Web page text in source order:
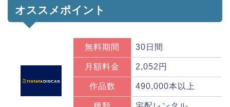
オススメポイント
無料期間 30日間
月額料金 2,052円
作品数 490,000本以上